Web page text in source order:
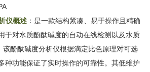
仪概述：是一款结构紧凑、易于操作且精确
于对水质酚酞碱度的自动在线检测以及水质
该酚酞碱度分析仪根据滴定比色原理对可选
种功能保证了实时操作的可靠性。其低维护